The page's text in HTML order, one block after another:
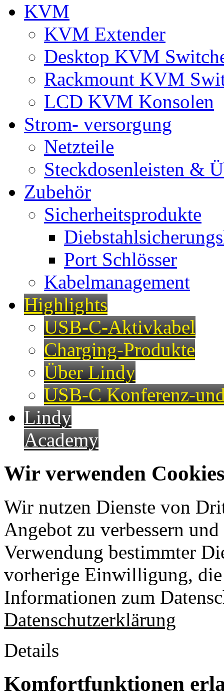
KVM
KVM Extender
Desktop KVM
Rackmount KVM
LCD KVM Konsolen
Strom- versorgung
Netzteile
Steckdosenleisten &
Zubehör
Sicherheitsprodukte
Port Schlösser
Kabelmanagement
Highlights
USB-C-Aktivkabel
Charging-Produkte
Über Lindy
USB-C Konferenz-
Lindy
Academy
Wir verwenden
Wir nutzen Dienste von
Angebot zu verbessern
Verwendung bestimmter
vorherige Einwilligung,
Informationen zum
Datenschutzerklärung
Details
Komfortfunktionen